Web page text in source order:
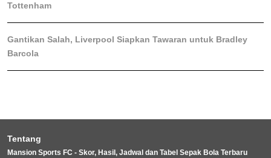
Tottenham
Gantikan Salah, Liverpool Siapkan Tawaran untuk Bradley
Barcola
Tentang
Mansion Sports FC - Skor, Hasil, Jadwal dan Tabel Sepak Bola Terbaru